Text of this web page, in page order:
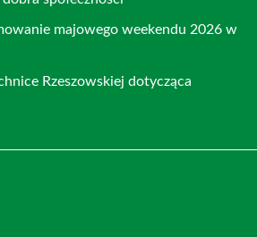
majowego weekendu 2026 w
Rzeszowskiej dotycząca